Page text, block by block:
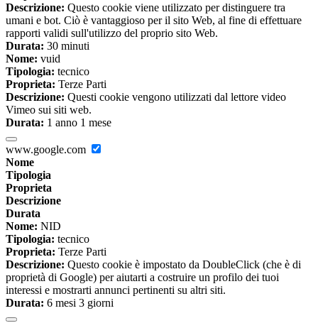
Descrizione: Questo cookie viene utilizzato per distinguere tra
umani e bot. Ciò è vantaggioso per il sito Web, al fine di effettuare
rapporti validi sull'utilizzo del proprio sito Web.
Durata: 30 minuti
Nome: vuid
Tipologia: tecnico
Proprieta: Terze Parti
Descrizione: Questi cookie vengono utilizzati dal lettore video
Vimeo sui siti web.
Durata: 1 anno 1 mese
www.google.com
Nome
Tipologia
Proprieta
Descrizione
Durata
Nome: NID
Tipologia: tecnico
Proprieta: Terze Parti
Descrizione: Questo cookie è impostato da DoubleClick (che è di
proprietà di Google) per aiutarti a costruire un profilo dei tuoi
interessi e mostrarti annunci pertinenti su altri siti.
Durata: 6 mesi 3 giorni